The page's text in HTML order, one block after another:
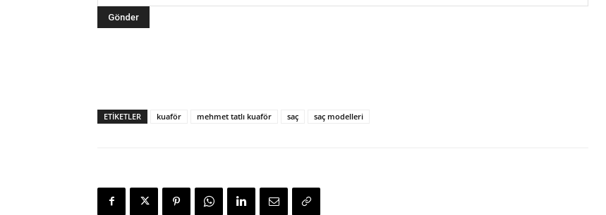
ETIKETLER kuaför mehmet tatlı kuaför saç saç modelleri